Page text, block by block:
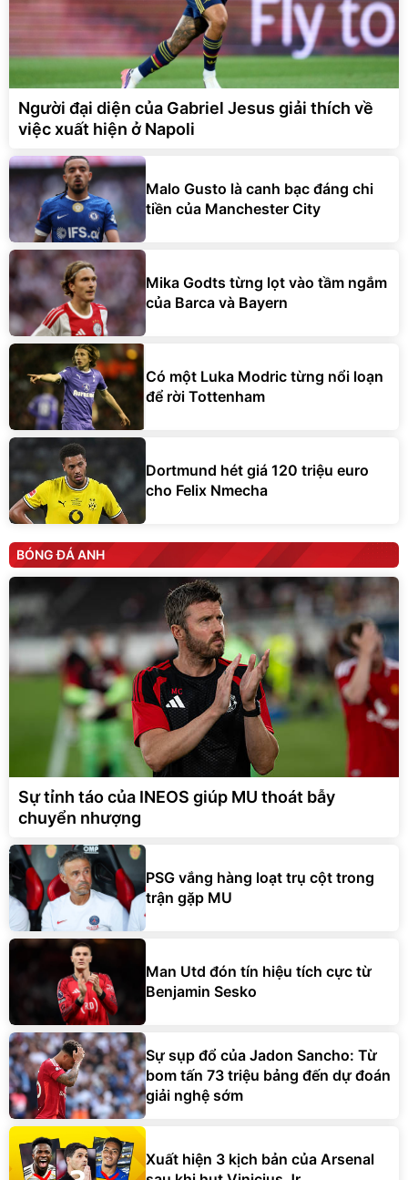
Người đại diện của Gabriel Jesus giải thích về
việc xuất hiện ở Napoli
Malo Gusto là canh bạc đáng chi
tiền của Manchester City
Mika Godts từng lọt vào tầm ngắm
của Barca và Bayern
Có một Luka Modric từng nổi loạn
để rời Tottenham
Dortmund hét giá 120 triệu euro
cho Felix Nmecha
BÓNG ĐÁ ANH
Sự tỉnh táo của INEOS giúp MU thoát bẫy
chuyển nhượng
PSG vắng hàng loạt trụ cột trong
trận gặp MU
Man Utd đón tín hiệu tích cực từ
Benjamin Sesko
Sự sụp đổ của Jadon Sancho: Từ
bom tấn 73 triệu bảng đến dự đoán
giải nghệ sớm
Xuất hiện 3 kịch bản của Arsenal